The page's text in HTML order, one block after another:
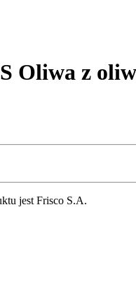
Oliwa z
jest Frisco S.A.